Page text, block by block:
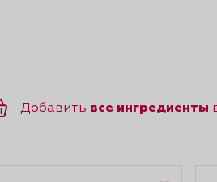
Добавить все ингредиенты